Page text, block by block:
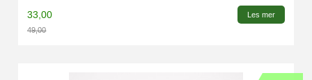
33,00
49,00
Les mer